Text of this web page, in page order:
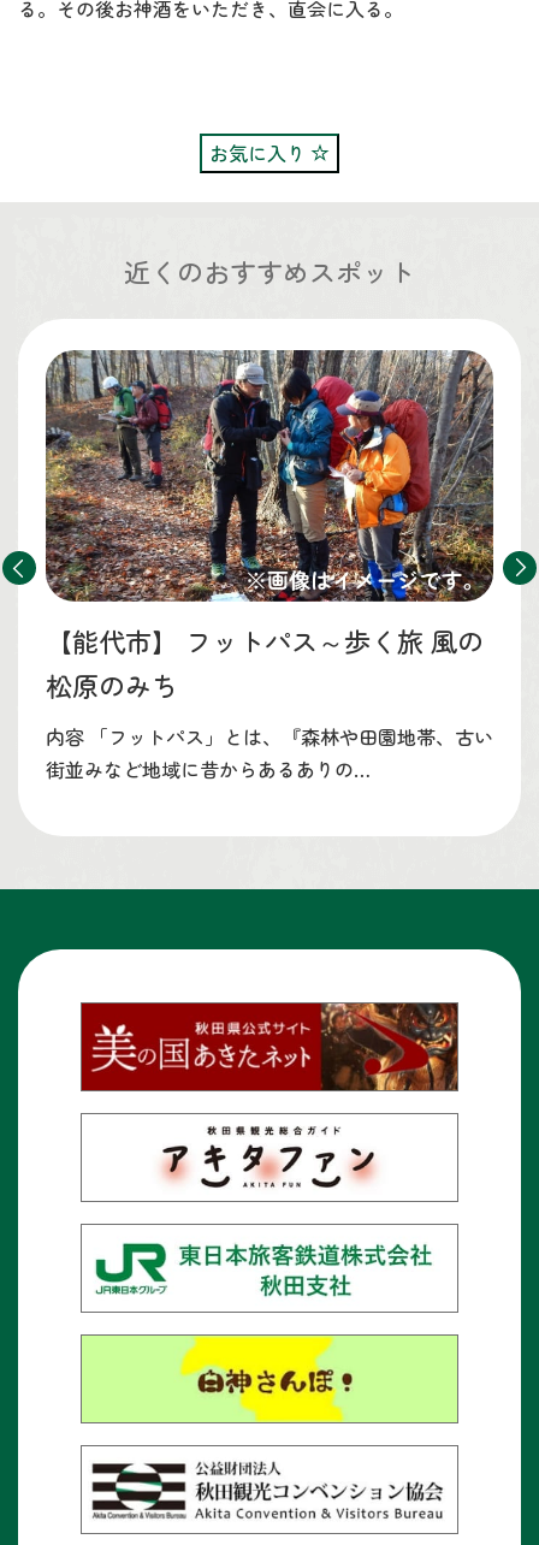
る。その後お神酒をいただき、直会に入る。
お気に入り
近くのおすすめスポット
【能代市】
フットパス～歩く旅 風の
松原のみち
内容 「フットパス」とは、『森林や田園地帯、古い
街並みなど地域に昔からあるありの…